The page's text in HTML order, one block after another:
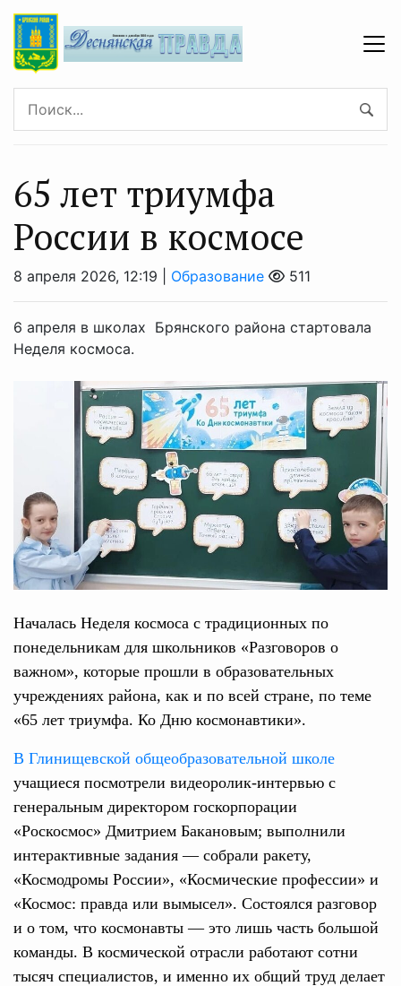
65 лет триумфа
России в космосе
8 апреля 2026, 12:19 | Образование 511
6 апреля в школах Брянского района стартовала
Неделя космоса.
Началась Неделя космоса с традиционных по
понедельникам для школьников «Разговоров о
важном», которые прошли в образовательных
учреждениях района, как и по всей стране, по теме
«65 лет триумфа. Ко Дню космонавтики».
В Глинищевской общеобразовательной школе
учащиеся посмотрели видеоролик-интервью с
генеральным директором госкорпорации
«Роскосмос» Дмитрием Бакановым; выполнили
интерактивные задания — собрали ракету,
«Космодромы России», «Космические профессии» и
«Космос: правда или вымысел». Состоялся разговор
и о том, что космонавты — это лишь часть большой
команды. В космической отрасли работают сотни
тысяч специалистов, и именно их общий труд делает